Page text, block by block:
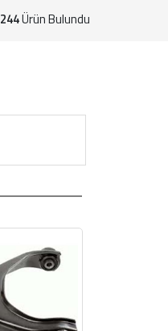
244Ürün Bulundu